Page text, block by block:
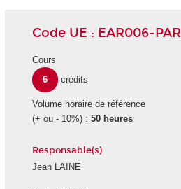
Code UE : EAR006-PAR
Cours
6
crédits
Volume horaire de référence
(+ ou - 10%) : 50 heures
Responsable(s)
Jean LAINE